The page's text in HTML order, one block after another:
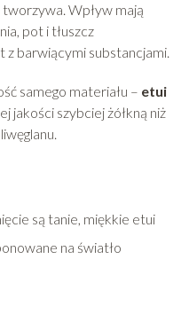
Wpływ mają
pot i tłuszcz
z barwiącymi substancjami.
samego materiału – etui
jakości szybciej żółkną niż
są tanie, miękkie etui
na światło